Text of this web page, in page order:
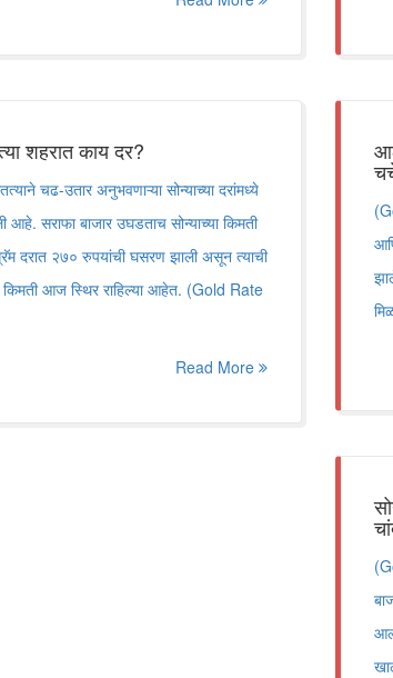
शहरात काय दर?
चढ-उतार अनुभवणाऱ्या सोन्याच्या दरांमध्ये
सराफा बाजार उघडताच सोन्याच्या किमती
दरात २७० रुपयांची घसरण झाली असून त्याची
आज स्थिर राहिल्या आहेत. (Gold Rate
Read More